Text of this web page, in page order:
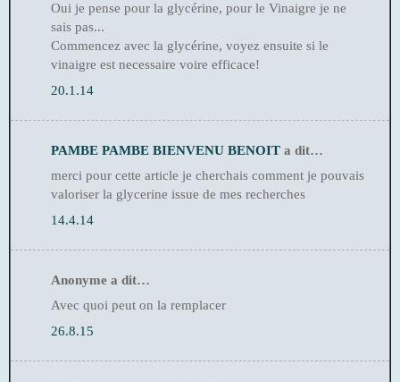
Oui je pense pour la glycérine, pour le Vinaigre je ne
sais pas...
Commencez avec la glycérine, voyez ensuite si le
vinaigre est necessaire voire efficace!
20.1.14
PAMBE PAMBE BIENVENU BENOIT a dit…
merci pour cette article je cherchais comment je pouvais
valoriser la glycerine issue de mes recherches
14.4.14
Anonyme a dit…
Avec quoi peut on la remplacer
26.8.15